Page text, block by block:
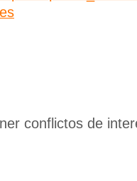
conflictos de